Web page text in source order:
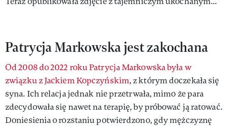
Patrycja Markowska jest zakochana
Od 2008 do 2022 roku Patrycja Markowska była w
związku z Jackiem Kopczyńskim, z którym doczekała się
syna. Ich relacja jednak nie przetrwała, mimo że para
zdecydowała się nawet na terapię, by próbować ją ratować.
Doniesienia o rozstaniu potwierdzono, gdy mężczyznę